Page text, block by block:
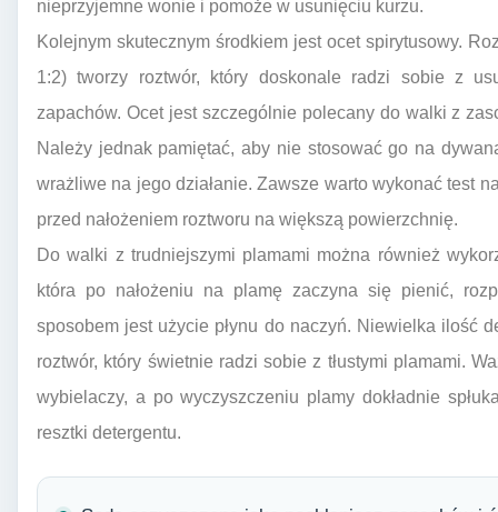
nieprzyjemne wonie i pomoże w usunięciu kurzu.
Kolejnym skutecznym środkiem jest ocet spirytusowy.
1:2) tworzy roztwór, który doskonale radzi sobie z
zapachów. Ocet jest szczególnie polecany do walki z
Należy jednak pamiętać, aby nie stosować go na
wrażliwe na jego działanie. Zawsze warto wykonać test
przed nałożeniem roztworu na większą powierzchnię.
Do walki z trudniejszymi plamami można również
która po nałożeniu na plamę zaczyna się pienić,
sposobem jest użycie płynu do naczyń. Niewielka ilość
roztwór, który świetnie radzi sobie z tłustymi plamami.
wybielaczy, a po wyczyszczeniu plamy dokładnie
resztki detergentu.